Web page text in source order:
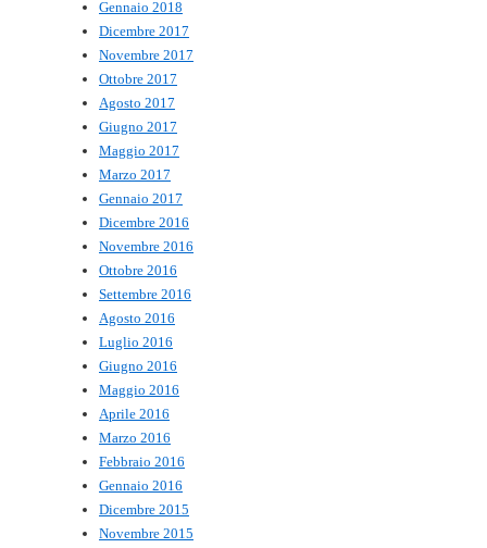
Gennaio 2018
Dicembre 2017
Novembre 2017
Ottobre 2017
Agosto 2017
Giugno 2017
Maggio 2017
Marzo 2017
Gennaio 2017
Dicembre 2016
Novembre 2016
Ottobre 2016
Settembre 2016
Agosto 2016
Luglio 2016
Giugno 2016
Maggio 2016
Aprile 2016
Marzo 2016
Febbraio 2016
Gennaio 2016
Dicembre 2015
Novembre 2015